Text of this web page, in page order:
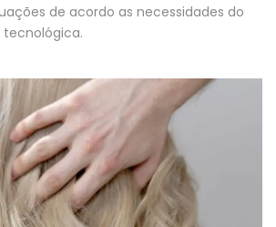
de acordo as necessidades do